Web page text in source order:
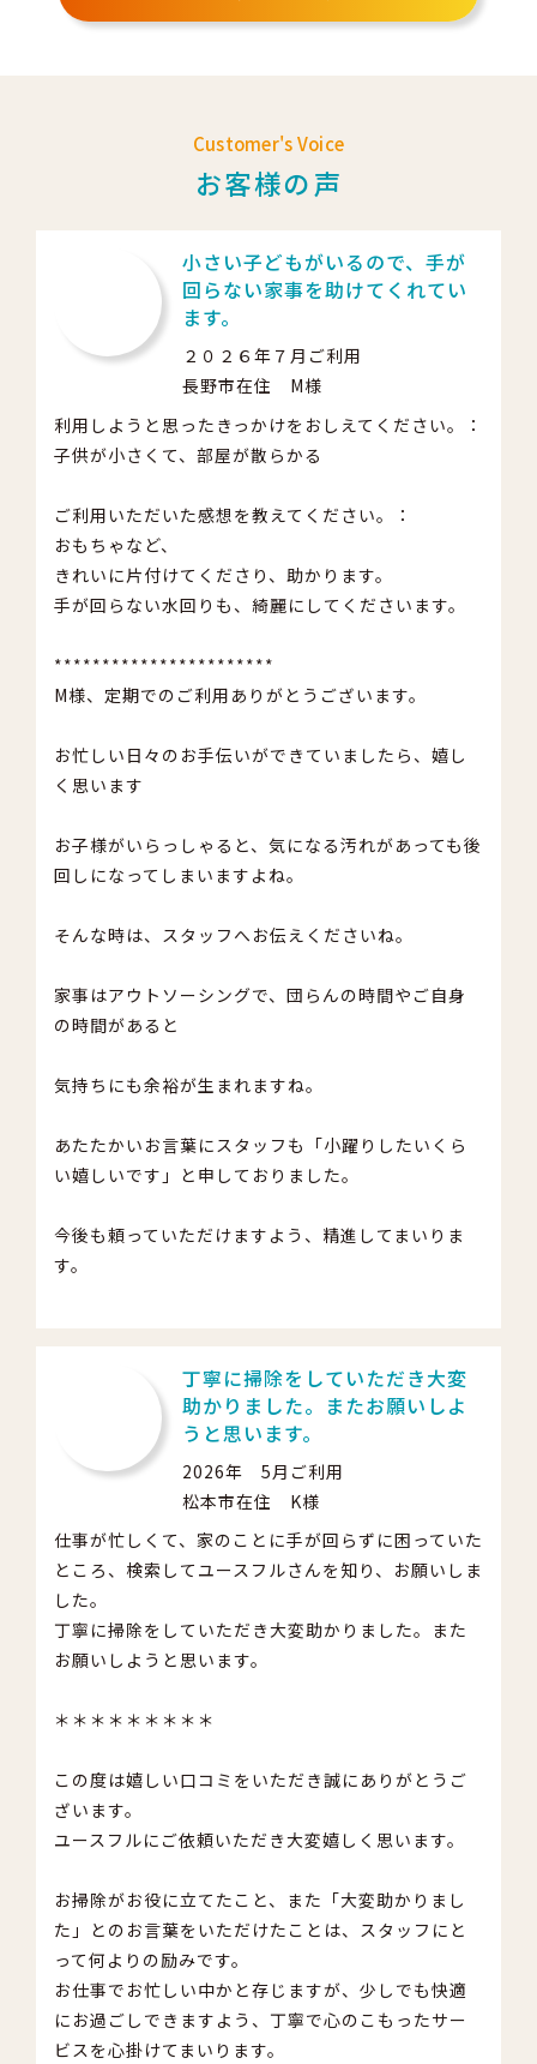
Customer's Voice
お客様の声
小さい子どもがいるので、手が
回らない家事を助けてくれてい
ます。
２０２６年７月ご利用
長野市在住 M様
利用しようと思ったきっかけをおしえてください。：
子供が小さくて、部屋が散らかる
ご利用いただいた感想を教えてください。：
おもちゃなど、
きれいに片付けてくださり、助かります。
手が回らない水回りも、綺麗にしてくださいます。
***********************
M様、定期でのご利用ありがとうございます。
お忙しい日々のお手伝いができていましたら、嬉し
く思います
お子様がいらっしゃると、気になる汚れがあっても後
回しになってしまいますよね。
そんな時は、スタッフへお伝えくださいね。
家事はアウトソーシングで、団らんの時間やご自身
の時間があると
気持ちにも余裕が生まれますね。
あたたかいお言葉にスタッフも「小躍りしたいくら
い嬉しいです」と申しておりました。
今後も頼っていただけますよう、精進してまいりま
す。
丁寧に掃除をしていただき大変
助かりました。またお願いしよ
うと思います。
2026年 5月ご利用
松本市在住 K様
仕事が忙しくて、家のことに手が回らずに困っていた
ところ、検索してユースフルさんを知り、お願いしま
した。
丁寧に掃除をしていただき大変助かりました。また
お願いしようと思います。
＊＊＊＊＊＊＊＊＊
この度は嬉しい口コミをいただき誠にありがとうご
ざいます。
ユースフルにご依頼いただき大変嬉しく思います。
お掃除がお役に立てたこと、また「大変助かりまし
た」とのお言葉をいただけたことは、スタッフにと
って何よりの励みです。
お仕事でお忙しい中かと存じますが、少しでも快適
にお過ごしできますよう、丁寧で心のこもったサー
ビスを心掛けてまいります。